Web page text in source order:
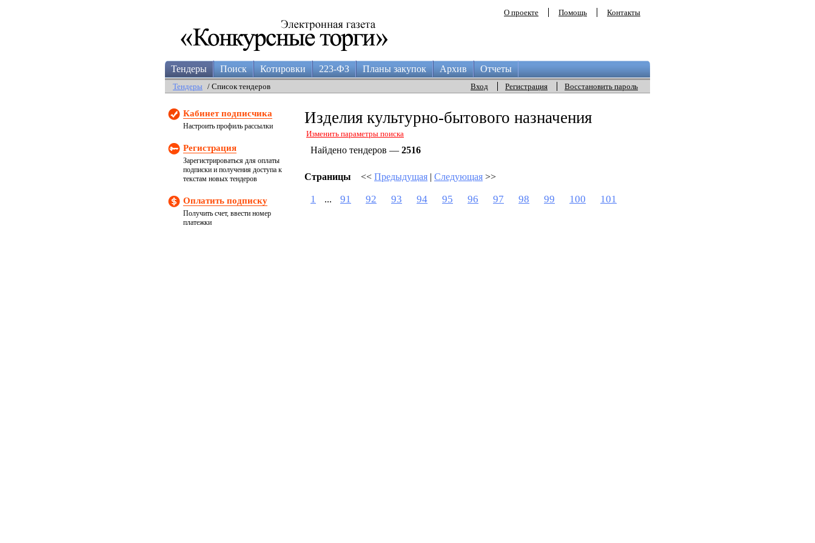
О проекте Помощь Контакты
Тендеры Поиск Котировки 223-ФЗ Планы закупок Архив Отчеты
Вход Регистрация Восстановить пароль
Тендеры / Список тендеров
Кабинет подписчика
Настроить профиль рассылки
Регистрация
Зарегистрироваться для оплаты
подписки и получения доступа к
текстам новых тендеров
Оплатить подписку
Получить счет, ввести номер
платежки
Изделия культурно-бытового назначения
Изменить параметры поиска
Найдено тендеров — 2516
Страницы << Предыдущая | Следующая >>
1 ... 91 92 93 94 95 96 97 98 99 100 101